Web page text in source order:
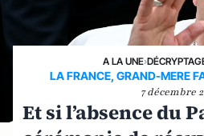
A LA UNE›
LA FRANCE, GRAND-MERE
7 décembre
Et si l’absence du